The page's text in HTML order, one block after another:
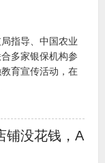
指导、中国农业
多家银保机构参
育宣传活动，在
铺没花钱，A